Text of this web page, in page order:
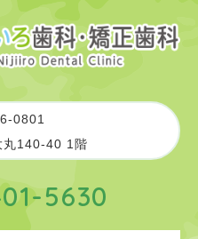
0801
丸140-40 1階
5630